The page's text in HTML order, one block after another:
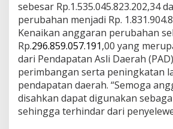
sebesar Rp.1.535.045.823.202,34
perubahan menjadi Rp.
Kenaikan anggaran perubahan
Rp.296.859.057.191,00 yang
dari Pendapatan Asli Daerah
perimbangan serta peningkatan
pendapatan daerah. “Semoga
disahkan dapat digunakan
sehingga terhindar dari